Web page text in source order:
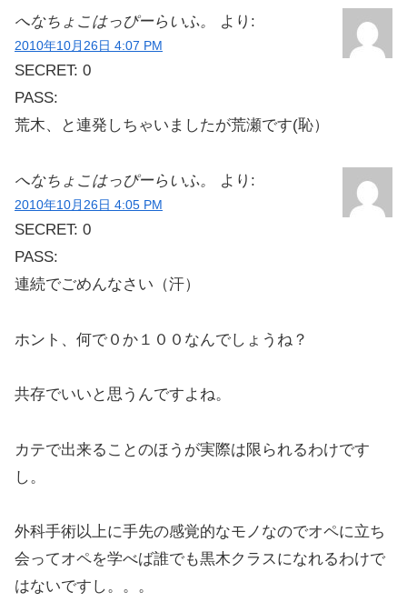
へなちょこはっぴーらいふ。 より:
2010年10月26日 4:07 PM
SECRET: 0
PASS:
荒木、と連発しちゃいましたが荒瀬です(恥）
へなちょこはっぴーらいふ。 より:
2010年10月26日 4:05 PM
SECRET: 0
PASS:
連続でごめんなさい（汗）
ホント、何で０か１００なんでしょうね？
共存でいいと思うんですよね。
カテで出来ることのほうが実際は限られるわけです
し。
外科手術以上に手先の感覚的なモノなのでオペに立ち
会ってオペを学べば誰でも黒木クラスになれるわけで
はないですし。。。